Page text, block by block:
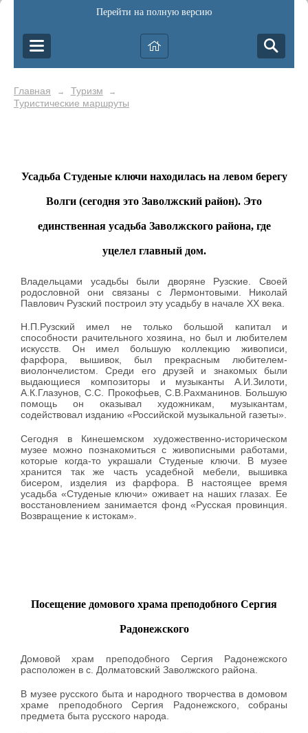
Перейти на полную версию
Главная → Туризм →
Туристические маршруты
Усадьба Студеные ключи находилась на левом берегу
Волги (сегодня это Заволжский район). Это
единственная усадьба Заволжского района, где
уцелел главный дом.
Владельцами усадьбы были дворяне Рузские. Своей
родословной они связаны с Лермонтовыми. Николай
Павлович Рузский построил эту усадьбу в начале XX века.
Н.П.Рузский имел не только большой капитал и
способности рачительного хозяина, но был и любителем
искусств. Он имел большую коллекцию живописи,
фарфора, вышивок, был прекрасным любителем-
виолончелистом. Среди его друзей и знакомых были
выдающиеся композиторы и музыканты А.И.Зилоти,
А.К.Глазунов, С.С. Прокофьев, С.В.Рахманинов. Большую
помощь он оказывал художникам, музыкантам,
содействовал изданию «Российской музыкальной газеты».
Сегодня в Кинешемском художественно-историческом
музее можно познакомиться с живописными работами,
которые когда-то украшали Студеные ключи. В музее
хранится так же часть усадебной мебели, вышивка
бисером, изделия из фарфора. В настоящее время
усадьба «Студеные ключи» оживает на наших глазах. Ее
восстановлением занимается фонд «Русская провинция.
Возвращение к истокам».
Посещение домового храма преподобного Сергия
Радонежского
Домовой храм преподобного Сергия Радонежского
расположен в с. Долматовский Заволжского района.
В музее русского быта и народного творчества в домовом
храме преподобного Сергия Радонежского, собраны
предмета быта русского народа.